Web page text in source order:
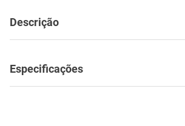
Cód: 580339564